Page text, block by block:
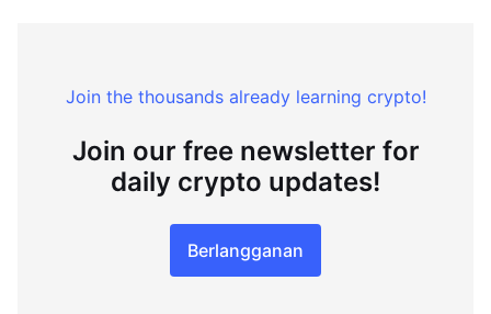
Join the thousands already learning crypto!
Join our free newsletter for
daily crypto updates!
Berlangganan